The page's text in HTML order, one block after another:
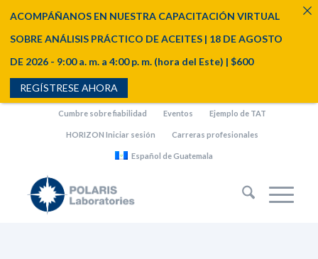
Cumbre sobre fiabilidad Eventos Ejemplo de TAT
HORIZON Iniciar sesión Carreras profesionales
Español de Guatemala
ACOMPÁÑANOS EN NUESTRA CAPACITACIÓN VIRTUAL
SOBRE ANÁLISIS PRÁCTICO DE ACEITES | 18 DE AGOSTO
DE 2026 - 9:00 a. m. a 4:00 p. m. (hora del Este) | $600
REGÍSTRESE AHORA